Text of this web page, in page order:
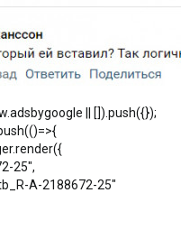
|| []).push({});
25",
A-2188672-25"